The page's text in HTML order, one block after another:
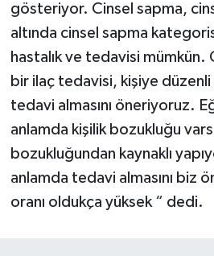
gösteriyor. Cinsel sapma,
altında cinsel sapma
hastalık ve tedavisi mümkün.
bir ilaç tedavisi, kişiye
tedavi almasını öneriyoruz.
anlamda kişilik bozukluğu
bozukluğundan kaynaklı
anlamda tedavi almasını biz
oranı oldukça yüksek “ dedi.